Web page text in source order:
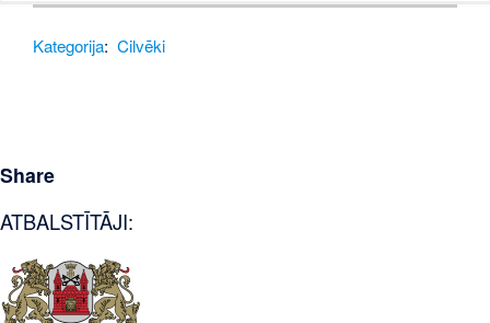
Kategorija: Cilvēki
Share
ATBALSTĪTĀJI: